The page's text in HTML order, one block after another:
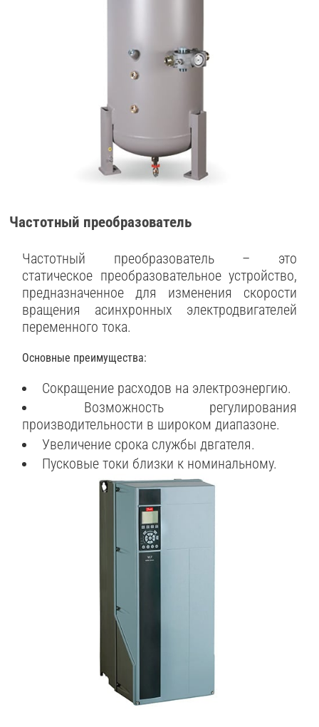
Частотный преобразователь
Частотный преобразователь – это
статическое преобразовательное устройство,
предназначенное для изменения скорости
вращения асинхронных электродвигателей
переменного тока.
Основные преимущества:
Сокращение расходов на электроэнергию.
Возможность регулирования
производительности в широком диапазоне.
Увеличение срока службы двгателя.
Пусковые токи близки к номинальному.